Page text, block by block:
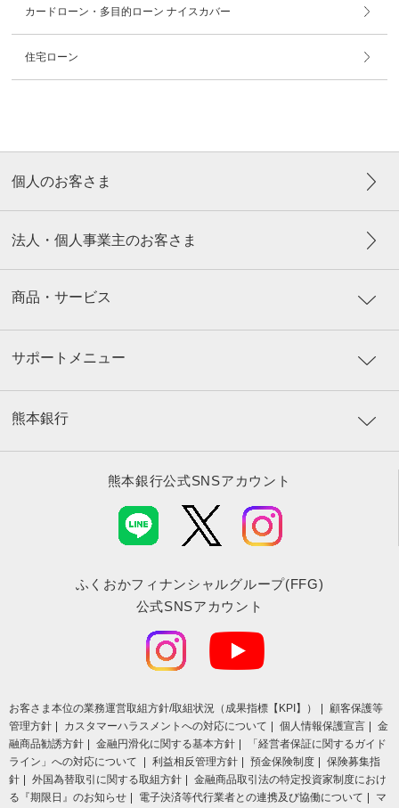
カードローン・多目的ローン ナイスカバー
住宅ローン
個人のお客さま
法人・個人事業主のお客さま
商品・サービス
サポートメニュー
熊本銀行
熊本銀行公式SNSアカウント
ふくおかフィナンシャルグループ(FFG)
公式SNSアカウント
お客さま本位の業務運営取組⽅針/取組状況（成果指標【KPI】）
顧客保護等
管理方針
カスタマーハラスメントへの対応について 個人情報保護宣言
金
融商品勧誘方針
金融円滑化に関する基本方針
「経営者保証に関するガイド
ライン」への対応について
利益相反管理方針 預金保険制度
保険募集指
針
外国為替取引に関する取組方針
金融商品取引法の特定投資家制度におけ
る『期限日』のお知らせ
電子決済等代行業者との連携及び協働について マ